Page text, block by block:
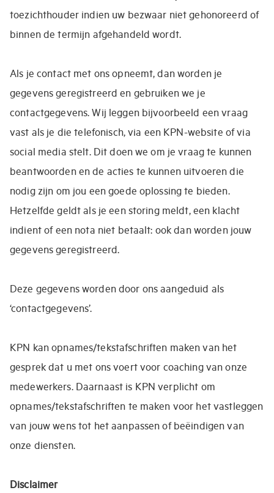
toezichthouder indien uw bezwaar niet gehonoreerd of
binnen de termijn afgehandeld wordt.
Als je contact met ons opneemt, dan worden je
gegevens geregistreerd en gebruiken we je
contactgegevens. Wij leggen bijvoorbeeld een vraag
vast als je die telefonisch, via een KPN-website of via
social media stelt. Dit doen we om je vraag te kunnen
beantwoorden en de acties te kunnen uitvoeren die
nodig zijn om jou een goede oplossing te bieden.
Hetzelfde geldt als je een storing meldt, een klacht
indient of een nota niet betaalt: ook dan worden jouw
gegevens geregistreerd.
Deze gegevens worden door ons aangeduid als
‘contactgegevens’.
KPN kan opnames/tekstafschriften maken van het
gesprek dat u met ons voert voor coaching van onze
medewerkers. Daarnaast is KPN verplicht om
opnames/tekstafschriften te maken voor het vastleggen
van jouw wens tot het aanpassen of beëindigen van
onze diensten.
Disclaimer